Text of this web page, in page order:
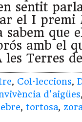
sentit
el I premi
sabem que
amb el
les Terres
, Col·leccions,
d'aigües,
, tortosa,